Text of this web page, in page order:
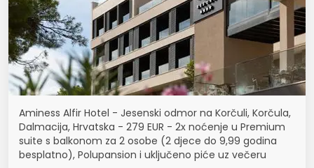
Aminess Alfir Hotel - Jesenski odmor na Korčuli, Korčula,
Dalmacija, Hrvatska - 279 EUR - 2x noćenje u Premium
suite s balkonom za 2 osobe (2 djece do 9,99 godina
besplatno), Polupansion i uključeno piće uz večeru